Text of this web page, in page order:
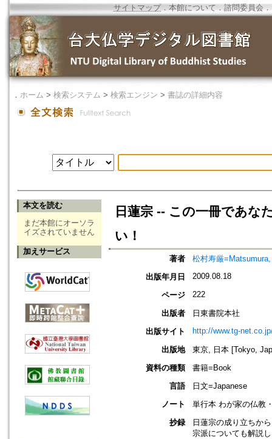
サイトマップ．本館について ． 諮問委員会 ．
． ホーム > 検索システム > 検索エンジン > 書誌の詳細内容
本文を読む
まだ本館にオーソラ
イズされていません
加えサービス
日蓮宗 -- この一冊であな
い！
著者
松村寿厳
出版年月日
2009.08.18
ページ 222
出版者
日東書院本社
出版サイト
http://www.tg-
出版地
東京, 日本 [Tokyo,
資料の種類
書籍=Book
言語
日文=Japanese
ノート
単行本 わが家の仏教
抄録
日蓮宗の成り立ちか
宗派についても解説